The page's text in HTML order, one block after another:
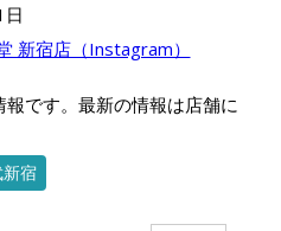
新宿店（Instagram）
です。最新の情報は店舗に
宿